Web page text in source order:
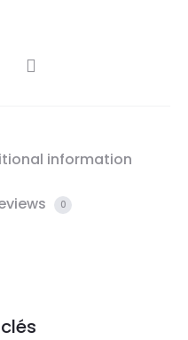
information
0